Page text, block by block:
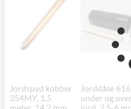
Jordspyd kobber
254MY, 1,5
Jorddåse
under og over